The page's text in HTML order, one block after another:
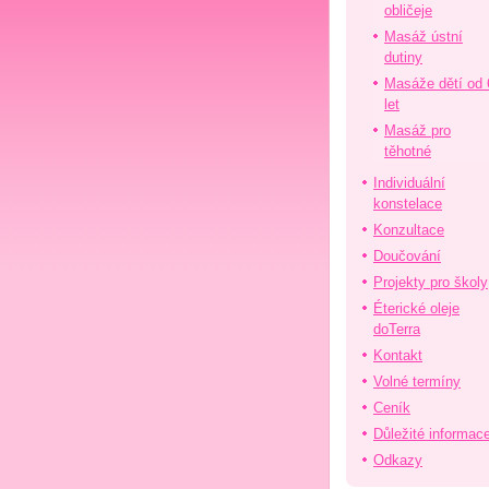
obličeje
Masáž ústní
dutiny
Masáže dětí od
let
Masáž pro
těhotné
Individuální
konstelace
Konzultace
Doučování
Projekty pro školy
Éterické oleje
doTerra
Kontakt
Volné termíny
Ceník
Důležité
Odkazy